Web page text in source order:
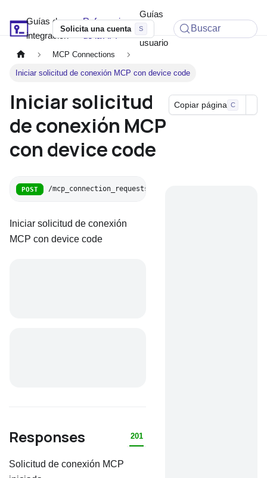
Soyio Docs
Guías de
integración
Referencia
de la API
Guías
de
usuario
Solicita una cuenta Buscar
MCP Connections
Iniciar solicitud de conexión MCP con device code
Iniciar solicitud
de conexión MCP
con device code
Copiar página C
POST /mcp_connection_requests
Iniciar solicitud de conexión
MCP con device code
Responses 201
Solicitud de conexión MCP